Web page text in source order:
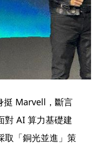
挺 Marvell，斷言
對 AI 算力基礎建
取「銅光並進」策